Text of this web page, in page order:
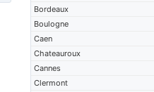
Bordeaux
Boulogne
Caen
Chateauroux
Cannes
Clermont